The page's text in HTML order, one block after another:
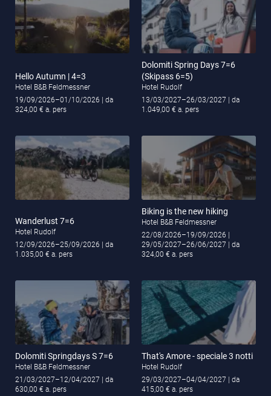
Hello Autumn | 4=3
Hotel B&B Feldmessner
19/09/2026–01/10/2026
| da
324,00 € a. pers
Dolomiti Spring Days 7=6
(Skipass 6=5)
Hotel Rudolf
13/03/2027–26/03/2027
| da
1.049,00 € a. pers
Wanderlust 7=6
Hotel Rudolf
12/09/2026–25/09/2026
| da
1.035,00 € a. pers
Biking is the new hiking
Hotel B&B Feldmessner
22/08/2026–19/09/2026
29/05/2027–26/06/2027
| da
324,00 € a. pers
Dolomiti Springdays S 7=6
Hotel B&B Feldmessner
21/03/2027–12/04/2027
| da
630,00 € a. pers
That's Amore - speciale 3 notti
Hotel Rudolf
29/03/2027–04/04/2027
| da
415,00 € a. pers